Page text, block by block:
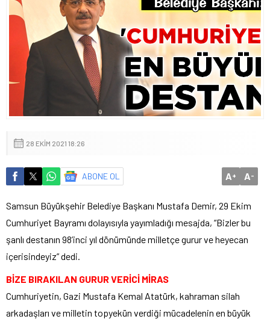
28 EKIM 2021 18:26
ABONE OL A+ A-
Samsun Büyükşehir Belediye Başkanı Mustafa Demir, 29 Ekim
Cumhuriyet Bayramı dolayısıyla yayımladığı mesajda, “Bizler bu
şanlı destanın 98’inci yıl dönümünde milletçe gurur ve heyecan
içerisindeyiz” dedi.
BİZE BIRAKILAN GURUR VERİCİ MİRAS
Cumhuriyetin, Gazi Mustafa Kemal Atatürk, kahraman silah
arkadaşları ve milletin topyekün verdiği mücadelenin en büyük